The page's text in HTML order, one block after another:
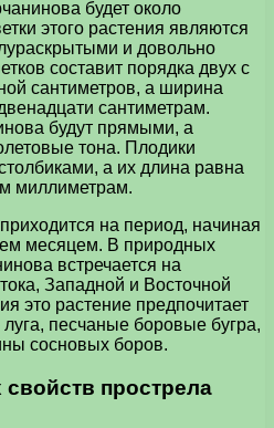
будет около
этого растения являются
и довольно
составит порядка двух с
сантиметров, а ширина
сантиметрам.
будут прямыми, а
тона. Плодики
а их длина равна
миллиметрам.
на период, начиная
месяцем. В природных
встречается на
Западной и Восточной
это растение предпочитает
песчаные боровые бугра,
сосновых боров.
прострела